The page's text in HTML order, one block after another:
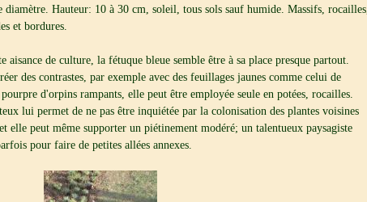
diamètre. Hauteur: 10 à 30 cm, soleil, tous sols sauf humide. Massifs, rocailles,
et bordures.
aisance de culture, la fétuque bleue semble être à sa place presque partout.
des contrastes, par exemple avec des feuillages jaunes comme celui de
d'orpins rampants, elle peut être employée seule en potées, rocailles.
lui permet de ne pas être inquiétée par la colonisation des plantes voisines
elle peut même supporter un piétinement modéré; un talentueux paysagiste
pour faire de petites allées annexes.